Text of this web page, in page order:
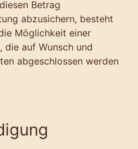
Betrag
abzusichern, besteht
Möglichkeit einer
die auf Wunsch und
abgeschlossen werden